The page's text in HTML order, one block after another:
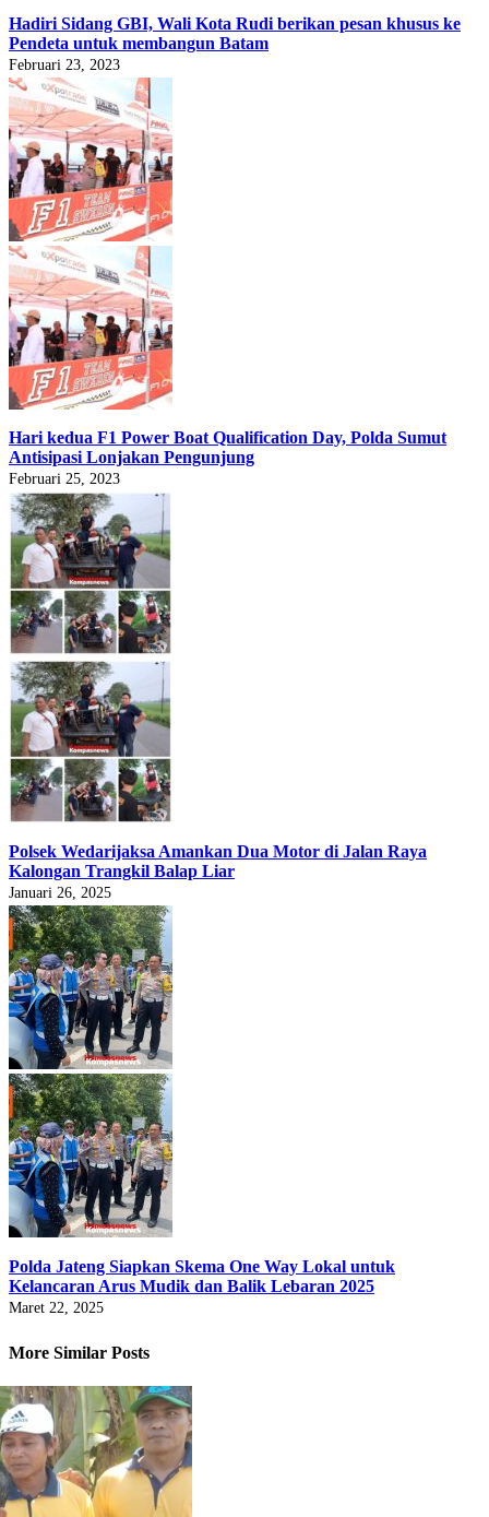
Hadiri Sidang GBI, Wali Kota Rudi berikan pesan khusus ke
Pendeta untuk membangun Batam
Februari 23, 2023
Hari kedua F1 Power Boat Qualification Day, Polda Sumut
Antisipasi Lonjakan Pengunjung
Februari 25, 2023
Polsek Wedarijaksa Amankan Dua Motor di Jalan Raya
Kalongan Trangkil Balap Liar
Januari 26, 2025
Polda Jateng Siapkan Skema One Way Lokal untuk
Kelancaran Arus Mudik dan Balik Lebaran 2025
Maret 22, 2025
More Similar Posts